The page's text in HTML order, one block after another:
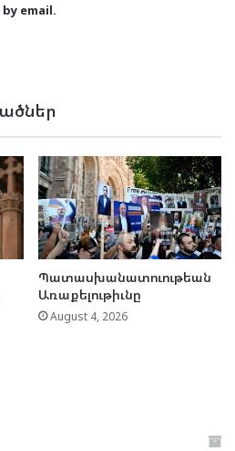
email.
Պատասխանատուութեան
Առաքելութիւնը
August 4, 2026